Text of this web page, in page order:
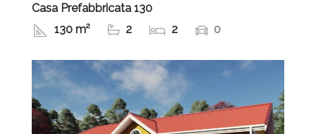
Casa Prefabbricata 130
130 m²
2 2 0